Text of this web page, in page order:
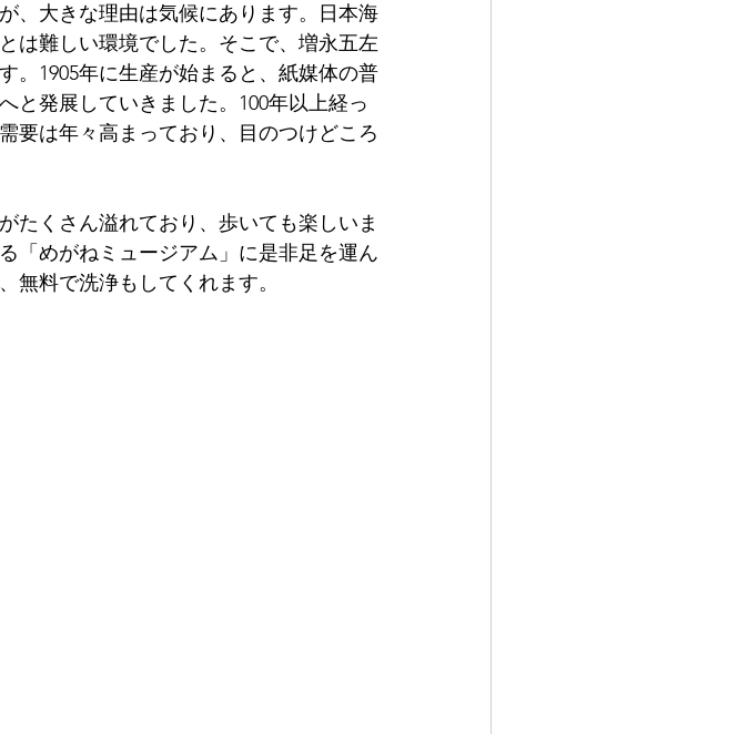
、大きな理由は気候にあります。日本海
は難しい環境でした。そこで、増永五左
。1905年に生産が始まると、紙媒体の普
と発展していきました。100年以上経っ
要は年々高まっており、目のつけどころ
たくさん溢れており、歩いても楽しいま
「めがねミュージアム」に是非足を運ん
無料で洗浄もしてくれます。